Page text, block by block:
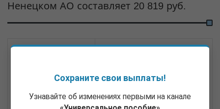
Ненецком АО составляет 20 819 руб.
социальной поддержки
граждан, проживающих на
территории НАО»
Сохраните свои выплаты!
Узнавайте об изменениях первыми на канале